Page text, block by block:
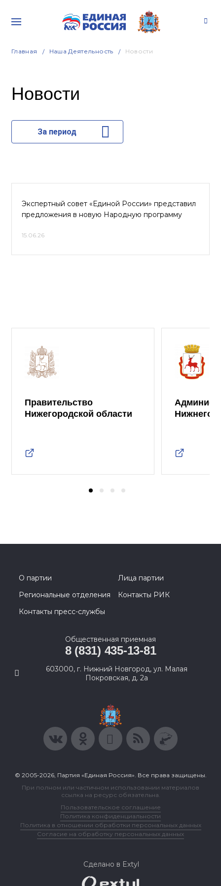
Главная Наша Деятельность Новости
Новости
За период
Экспертный совет «Единой России» представил
предложения в новую Народную программу
15.06.26
Правительство
Нижегородской области
Нижнего
О партии
Лица партии
Региональные отделения
Контакты РИК
Контакты пресс-службы
Общественная приемная
8 (831) 435-13-81
603000, г. Нижний Новгород, ул. Малая
Покровская, д. 2а
© 2005-2026, Партия «Единая Россия». Все права защищены.
При полном или частичном использовании материалов
ссылка на ресурс обязательна.
Пользовательское соглашение
Политика конфиденциальности
Политика в отношении обработки персональных данных
Согласие на обработку персональных данных
Сделано в Extyl